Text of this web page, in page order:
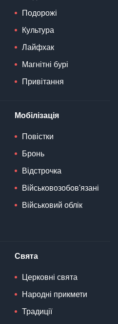
Подорожі
Культура
Лайфхак
Магнітні бурі
Привітання
Мобілізація
Повістки
Бронь
Відстрочка
Військовозобов'язані
Військовий облік
Свята
Церковні свята
Народні прикмети
Традиції